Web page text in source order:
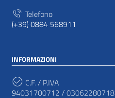
Telefono
(+39) 0884 568911
INFORMAZIONI
C.F. / P.IVA
94031700712 / 03062280718